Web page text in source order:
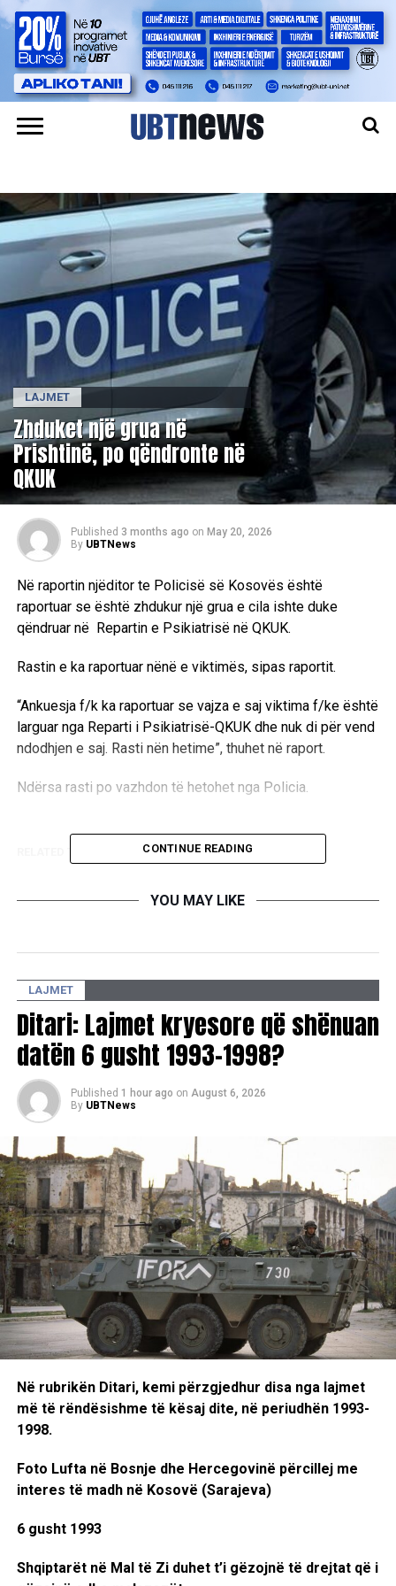
LAJMET
Zhduket një grua në
Prishtinë, po qëndronte në
QKUK
Published 3 months ago on May 20, 2026
By UBTNews
Në raportin njëditor te Policisë së Kosovës është
raportuar se është zhdukur një grua e cila ishte duke
qëndruar në Repartin e Psikiatrisë në QKUK.
Rastin e ka raportuar nënë e viktimës, sipas raportit.
“Ankuesja f/k ka raportuar se vajza e saj viktima f/ke është
larguar nga Reparti i Psikiatrisë-QKUK dhe nuk di për vend
ndodhjen e saj. Rasti nën hetime”, thuhet në raport.
Ndërsa rasti po vazhdon të hetohet nga Policia.
Tri raste të dhunës në familje brenda 24 orëve
CONTINUE READING
YOU MAY LIKE
LAJMET
Ditari: Lajmet kryesore që shënuan
datën 6 gusht 1993-1998?
Published 1 hour ago on August 6, 2026
By UBTNews
Në rubrikën Ditari, kemi përzgjedhur disa nga lajmet
më të rëndësishme të kësaj dite, në periudhën 1993-
1998.
Foto Lufta në Bosnje dhe Hercegovinë përcillej me
interes të madh në Kosovë (Sarajeva)
6 gusht 1993
Shqiptarët në Mal të Zi duhet t’i gëzojnë të drejtat që i